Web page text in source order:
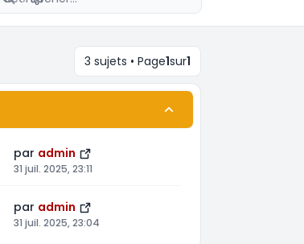
3 sujets • Page1sur1
par admin
31 juil. 2025, 23:11
par admin
31 juil. 2025, 23:04